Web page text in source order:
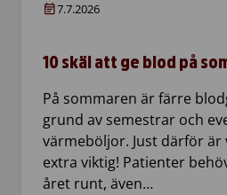
7.7.2026
10 skäl att ge blod på
På sommaren är färre
grund av semestrar och
värmeböljor. Just därför är
extra viktig! Patienter
året runt, även…